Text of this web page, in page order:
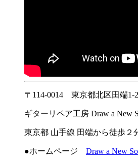
〒114-0014 東京都北区田端1-
ギターリペア工房 Draw a New
東京都 山手線 田端から徒歩２
●ホームページ Draw a New